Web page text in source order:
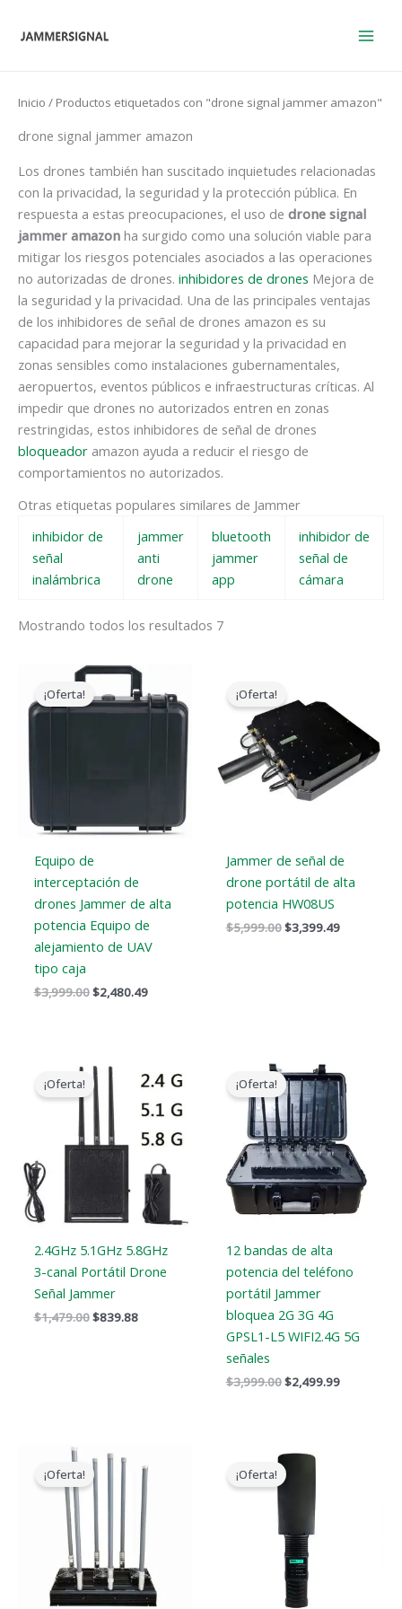
Inicio / Productos etiquetados con "drone signal jammer amazon"
drone signal jammer amazon
Los drones también han suscitado inquietudes relacionadas
con la privacidad, la seguridad y la protección pública. En
respuesta a estas preocupaciones, el uso de drone signal
jammer amazon ha surgido como una solución viable para
mitigar los riesgos potenciales asociados a las operaciones
no autorizadas de drones. inhibidores de drones Mejora de
la seguridad y la privacidad. Una de las principales ventajas
de los inhibidores de señal de drones amazon es su
capacidad para mejorar la seguridad y la privacidad en
zonas sensibles como instalaciones gubernamentales,
aeropuertos, eventos públicos e infraestructuras críticas. Al
impedir que drones no autorizados entren en zonas
restringidas, estos inhibidores de señal de drones
bloqueador amazon ayuda a reducir el riesgo de
comportamientos no autorizados.
Otras etiquetas populares similares de Jammer
inhibidor de
señal
inalámbrica
jammer
anti
drone
bluetooth
jammer
app
inhibidor de
señal de
cámara
Mostrando todos los resultados 7
¡Oferta!
Equipo de
interceptación de
drones Jammer de alta
potencia Equipo de
alejamiento de UAV
tipo caja
$3,999.00
El
original
era:
$2,480.49
actual
es:
$2,480.49.
¡Oferta!
Jammer de señal de
drone portátil de alta
potencia HW08US
$5,999.00
original
$5,999.00.
$3,399.49
es:
$3,399.49.
¡Oferta!
2.4GHz 5.1GHz 5.8GHz
3-canal Portátil Drone
Señal Jammer
$1,479.00
precio
original
era:
$1,479.00.
$839.88
precio
actual
es:
$839.88.
¡Oferta!
12 bandas de alta
potencia del teléfono
portátil Jammer
bloquea 2G 3G 4G
GPSL1-L5 WIFI2.4G 5G
señales
$3,999.00
precio
original
era:
$3,999.00.
$2,499.99
precio
actual
es:
$2,499.99.
¡Oferta! ¡Oferta!
El
precio
original
$3,099.00.